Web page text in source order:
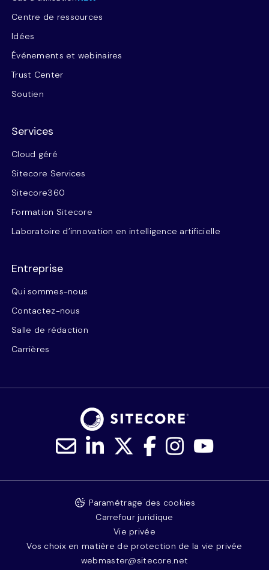
Centre de ressources
Idées
Événements et webinaires
Trust Center
Soutien
Services
Cloud géré
Sitecore Services
Sitecore360
Formation Sitecore
Laboratoire d’innovation en intelligence artificielle
Entreprise
Qui sommes-nous
Contactez-nous
Salle de rédaction
Carrières
Paramétrage des cookies
Carrefour juridique
Vie privée
Vos choix en matière de protection de la vie privée
webmaster@sitecore.net